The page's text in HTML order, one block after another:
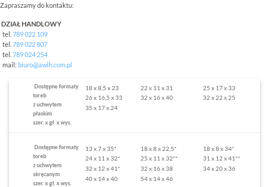
Zapraszamy do kontaktu:
DZIAŁ HANDLOWY
tel. 789 022 109
tel. 789 022 807
tel. 789 024 254
mail: biuro@awih.com.pl
Dostępneformaty
toreb
z uchwytem
płaskim
szer. x gł. x wys.
18 x 8,5 x 23
26 x 16,5 x 33
35 x 17 x 24
22 x 11 x 31
32 x 16 x 40
25 x 17 x 33
32 x 22 x 25
Dostępneformaty
toreb
z uchwytem
skręcanym
szer. x gł. x wys.
13 x 7 x 35*
24 x 11 x 32*
32 x 12 x 41*
40 x 14 x 40
18 x 8 x 22,5*
25 x 11 x 32**
32 x 16 x 38
54 x 14 x 46
18 x 8 x 34*
31 x 12 x 41**
34 x 20 x 36